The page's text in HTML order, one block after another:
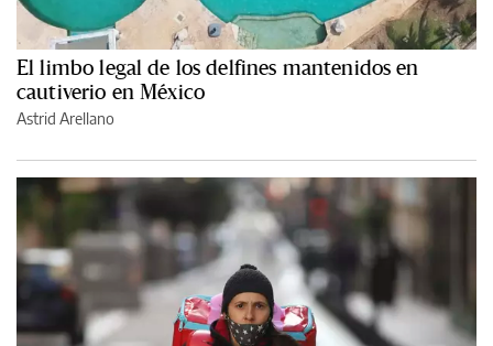
El limbo legal de los delfines mantenidos en
cautiverio en México
Astrid Arellano